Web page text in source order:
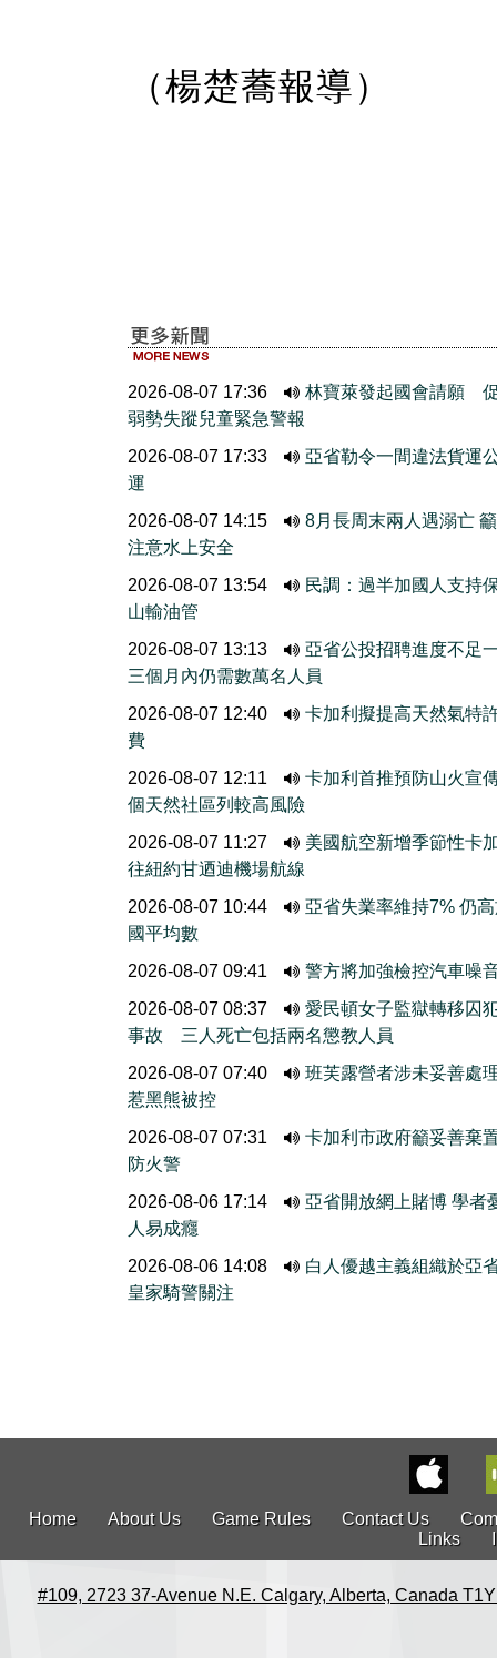
（楊楚蕎報導）
2026-08-07 17:36
林寶萊發起國會請願
弱勢失蹤兒童緊急警報
2026-08-07 17:33
亞省勒令一間違法貨運
運
2026-08-07 14:15
8月長周末兩人遇溺亡
注意水上安全
2026-08-07 13:54
民調：過半加國人支持
山輸油管
2026-08-07 13:13
亞省公投招聘進度不
三個月內仍需數萬名人員
2026-08-07 12:40
卡加利擬提高天然氣特
費
2026-08-07 12:11
卡加利首推預防山火宣
個天然社區列較高風險
2026-08-07 11:27
美國航空新增季節性卡
往紐約甘迺迪機場航線
2026-08-07 10:44
亞省失業率維持7% 仍
國平均數
2026-08-07 09:41
警方將加強檢控汽車噪
2026-08-07 08:37
愛民頓女子監獄轉移囚
事故 三人死亡包括兩名懲教人員
2026-08-07 07:40
班芙露營者涉未妥善處
惹黑熊被控
2026-08-07 07:31
卡加利市政府籲妥善棄
防火警
2026-08-06 17:14
亞省開放網上賭博 學者
人易成癮
2026-08-06 14:08
白人優越主義組織於亞
皇家騎警關注
Home About Us Game Rules Contact Us
Links
#109, 2723 37-Avenue N.E. Calgary, Alberta, Canada